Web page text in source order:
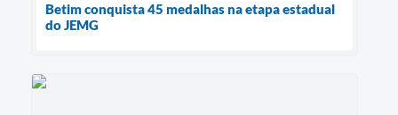
Betim conquista 45 medalhas na etapa estadual
do JEMG